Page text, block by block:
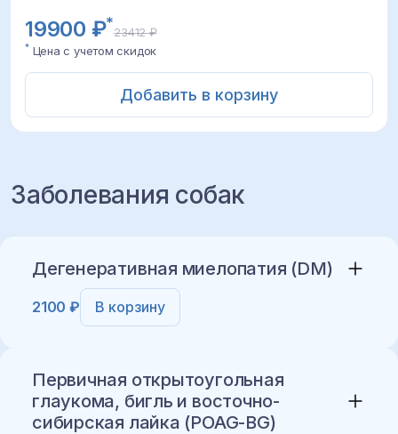
19900 ₽*23412 ₽
*Цена с учетом скидок
Добавить в корзину
Заболевания собак
Дегенеративная миелопатия (DM)
2100 ₽ В корзину
Первичная открытоугольная
глаукома, бигль и восточно-
сибирская лайка (POAG-BG)